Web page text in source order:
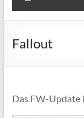
Fallout
Das FW-Update